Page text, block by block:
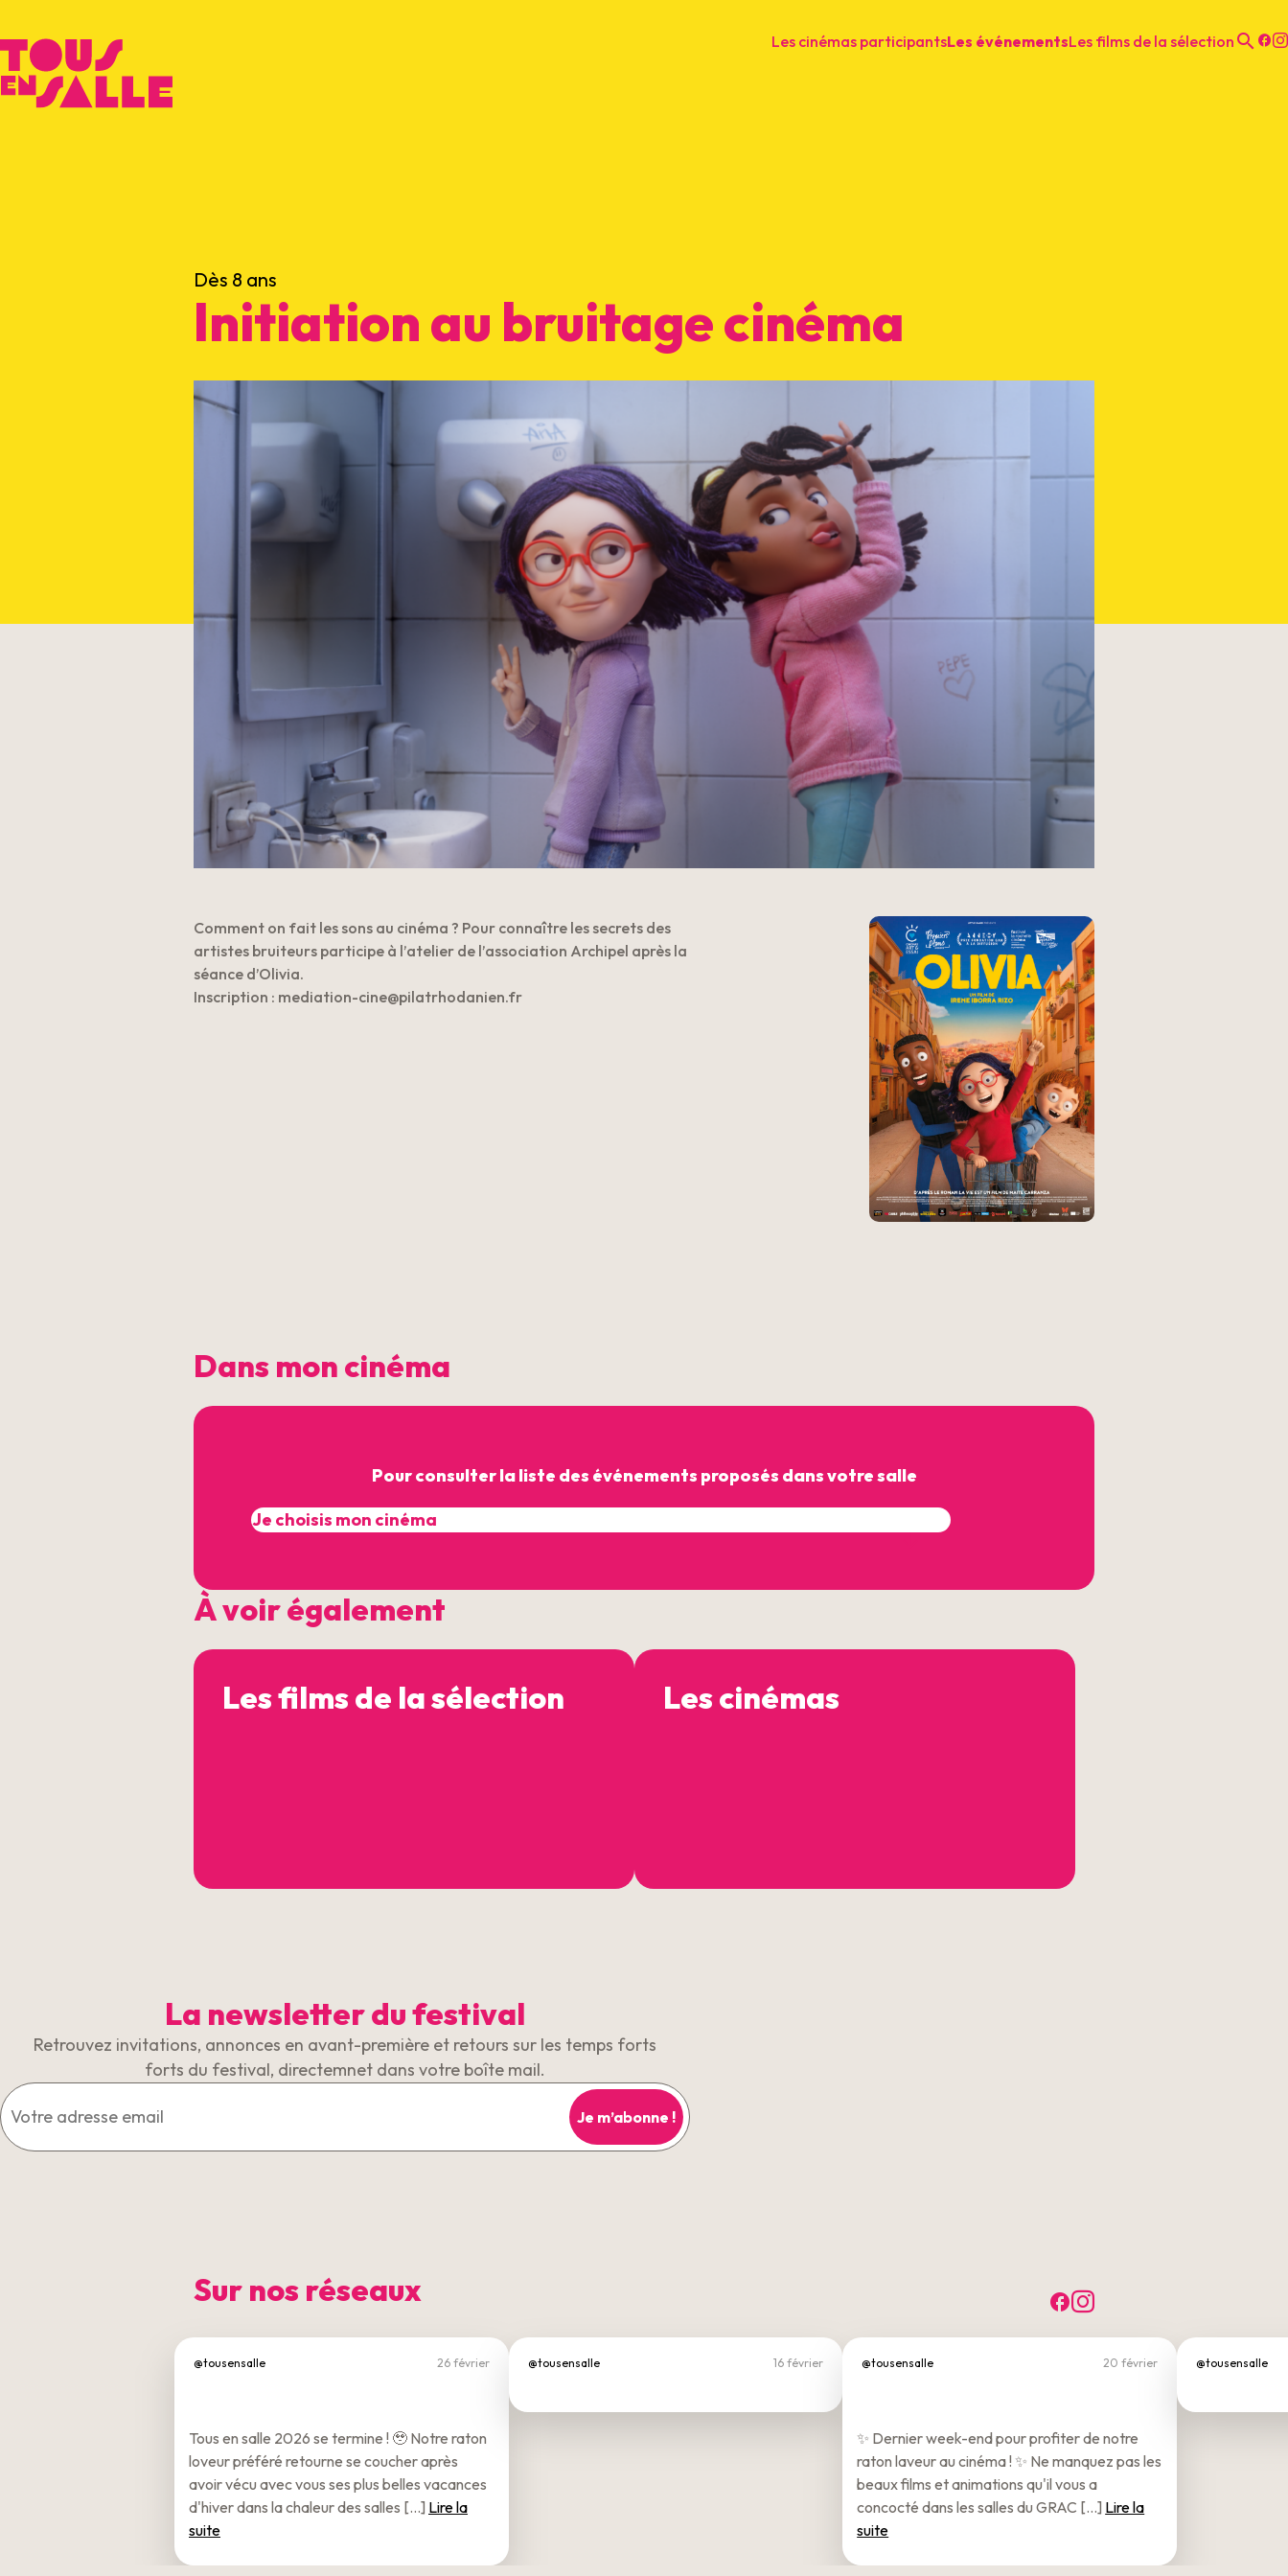
Les cinémas participantsLes événementsLes films de la sélection
Dès 8 ans
Initiation au bruitage cinéma
Comment on fait les sons au cinéma ? Pour connaître les secrets des
artistes bruiteurs participe à l’atelier de l’association Archipel après la
séance d’Olivia.
Inscription : mediation-cine@pilatrhodanien.fr
Dans mon cinéma
Pour consulter la liste des événements proposés dans votre salle
À voir également
Les films de la sélection Les cinémas
La newsletter du festival
Retrouvez invitations, annonces en avant-première et retours sur les temps forts
forts du festival, directemnet dans votre boîte mail.
Sur nos réseaux Facebook
@tousensalle 26 février
Tous en salle 2026 se termine ! 🥹 Notre raton
loveur préféré retourne se coucher après
avoir vécu avec vous ses plus belles vacances
d'hiver dans la chaleur des salles [...] Lire la
suite
@tousensalle 16 février @tousensalle 20 février
✨ Dernier week-end pour profiter de notre
raton laveur au cinéma ! ✨ Ne manquez pas les
beaux films et animations qu'il vous a
concocté dans les salles du GRAC [...] Lire la
suite
@tousensalle